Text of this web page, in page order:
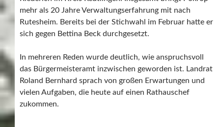
mehr als 20 Jahre Verwaltungserfahrung mit nach
Rutesheim. Bereits bei der Stichwahl im Februar hatte er
sich gegen Bettina Beck durchgesetzt.
In mehreren Reden wurde deutlich, wie anspruchsvoll
das Bürgermeisteramt inzwischen geworden ist. Landrat
Roland Bernhard sprach von großen Erwartungen und
vielen Aufgaben, die heute auf einen Rathauschef
zukommen.